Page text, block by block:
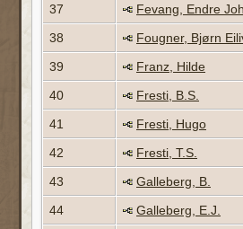
37
Fevang, Endre
38
Fougner, Bjørn
39
Franz, Hilde
40
Fresti, B.S.
41
Fresti, Hugo
42
Fresti, T.S.
43
Galleberg, B.
44
Galleberg, E.J.